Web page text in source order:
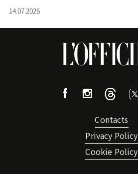
14.07.2026
Contacts
Privacy Policy
Cookie Policy